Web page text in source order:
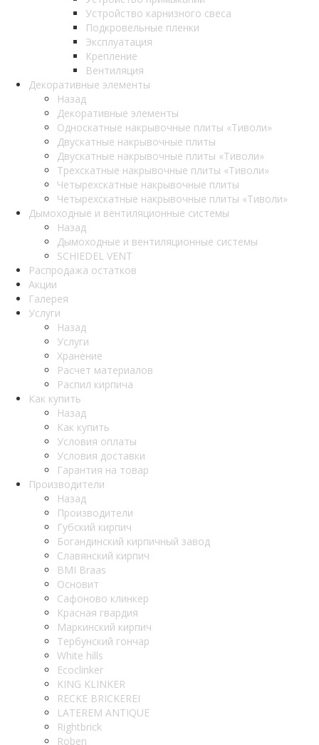
Устройство карнизного свеса
Подкровельные пленки
Эксплуатация
Крепление
Вентиляция
Декоративные элементы
Назад
Декоративные элементы
Односкатные накрывочные плиты «Тиволи»
Двускатные накрывочные плиты
Двускатные накрывочные плиты «Тиволи»
Трехскатные накрывочные плиты «Тиволи»
Четырехскатные накрывочные плиты
Четырехскатные накрывочные плиты «Тиволи»
Дымоходные и вентиляционные системы
Назад
Дымоходные и вентиляционные системы
SCHIEDEL VENT
Распродажа остатков
Акции
Галерея
Услуги
Назад
Услуги
Хранение
Расчет материалов
Распил кирпича
Как купить
Назад
Как купить
Условия оплаты
Условия доставки
Гарантия на товар
Производители
Назад
Производители
Губский кирпич
Богандинский кирпичный завод
Славянский кирпич
BMI Braas
Основит
Сафоново клинкер
Красная гвардия
Маркинский кирпич
Тербунский гончар
White hills
Ecoclinker
KING KLINKER
RECKE BRICKEREI
LATEREM ANTIQUE
Rightbrick
Roben